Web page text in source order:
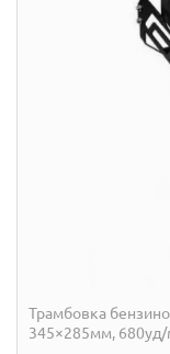
Трамбовка
345×285мм, 680уд/